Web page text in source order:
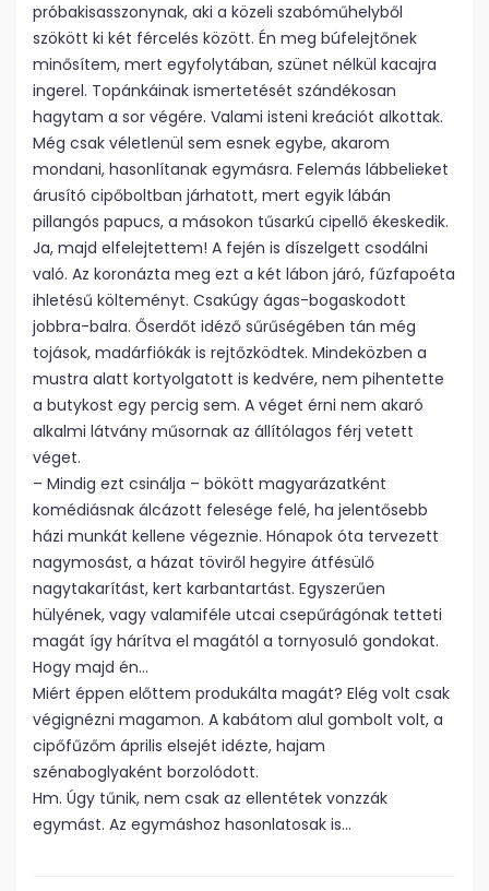
próbakisasszonynak, aki a közeli szabóműhelyből
szökött ki két fércelés között. Én meg búfelejtőnek
minősítem, mert egyfolytában, szünet nélkül kacajra
ingerel. Topánkáinak ismertetését szándékosan
hagytam a sor végére. Valami isteni kreációt alkottak.
Még csak véletlenül sem esnek egybe, akarom
mondani, hasonlítanak egymásra. Felemás lábbelieket
árusító cipőboltban járhatott, mert egyik lábán
pillangós papucs, a másokon tűsarkú cipellő ékeskedik.
Ja, majd elfelejtettem! A fején is díszelgett csodálni
való. Az koronázta meg ezt a két lábon járó, fűzfapoéta
ihletésű költeményt. Csakúgy ágas-bogaskodott
jobbra-balra. Őserdőt idéző sűrűségében tán még
tojások, madárfiókák is rejtőzködtek. Mindeközben a
mustra alatt kortyolgatott is kedvére, nem pihentette
a butykost egy percig sem. A véget érni nem akaró
alkalmi látvány műsornak az állítólagos férj vetett
véget.
– Mindig ezt csinálja – bökött magyarázatként
komédiásnak álcázott felesége felé, ha jelentősebb
házi munkát kellene végeznie. Hónapok óta tervezett
nagymosást, a házat töviről hegyire átfésülő
nagytakarítást, kert karbantartást. Egyszerűen
hülyének, vagy valamiféle utcai csepűrágónak tetteti
magát így hárítva el magától a tornyosuló gondokat.
Hogy majd én…
Miért éppen előttem produkálta magát? Elég volt csak
végignézni magamon. A kabátom alul gombolt volt, a
cipőfűzőm április elsejét idézte, hajam
szénaboglyaként borzolódott.
Hm. Úgy tűnik, nem csak az ellentétek vonzzák
egymást. Az egymáshoz hasonlatosak is…